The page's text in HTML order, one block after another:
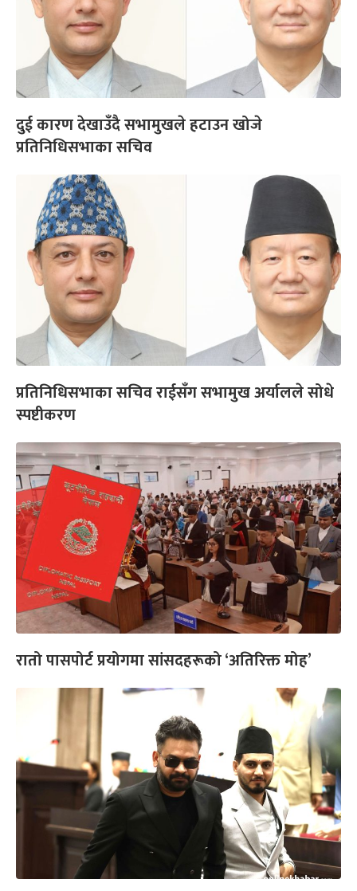
दुई कारण देखाउँदै सभामुखले हटाउन खोजे
प्रतिनिधिसभाका सचिव
प्रतिनिधिसभाका सचिव राईसँग सभामुख अर्यालले सोधे
स्पष्टीकरण
रातो पासपोर्ट प्रयोगमा सांसदहरूको ‘अतिरिक्त मोह’